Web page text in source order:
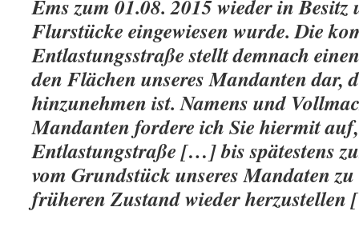
Ems zum 01.08. 2015 wieder in
Flurstücke eingewiesen wurde. Die
Entlastungsstraße stellt demnach
den Flächen unseres Mandanten dar,
hinzunehmen ist. Namens und
Mandanten fordere ich Sie hiermit
Entlastungstraße […] bis spätestens
vom Grundstück unseres Mandaten
früheren Zustand wieder